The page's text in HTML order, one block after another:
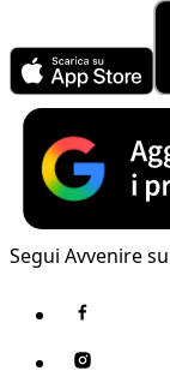
Segui Avvenire su